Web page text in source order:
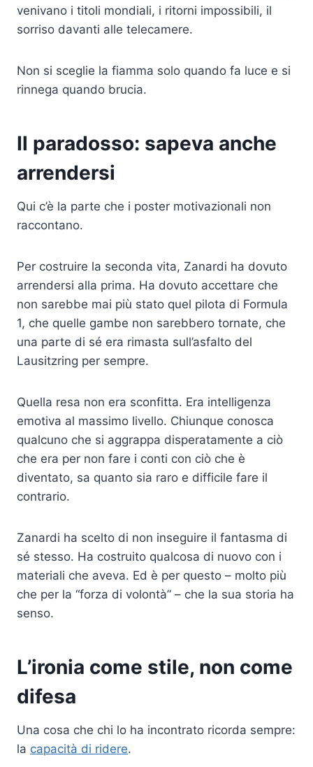
venivano i titoli mondiali, i ritorni impossibili, il
sorriso davanti alle telecamere.
Non si sceglie la fiamma solo quando fa luce e si
rinnega quando brucia.
Il paradosso: sapeva anche
arrendersi
Qui c’è la parte che i poster motivazionali non
raccontano.
Per costruire la seconda vita, Zanardi ha dovuto
arrendersi alla prima. Ha dovuto accettare che
non sarebbe mai più stato quel pilota di Formula
1, che quelle gambe non sarebbero tornate, che
una parte di sé era rimasta sull’asfalto del
Lausitzring per sempre.
Quella resa non era sconfitta. Era intelligenza
emotiva al massimo livello. Chiunque conosca
qualcuno che si aggrappa disperatamente a ciò
che era per non fare i conti con ciò che è
diventato, sa quanto sia raro e difficile fare il
contrario.
Zanardi ha scelto di non inseguire il fantasma di
sé stesso. Ha costruito qualcosa di nuovo con i
materiali che aveva. Ed è per questo – molto più
che per la “forza di volontà” – che la sua storia ha
senso.
L’ironia come stile, non come
difesa
Una cosa che chi lo ha incontrato ricorda sempre:
la capacità di ridere.